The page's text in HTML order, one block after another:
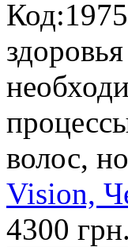
волос,
Vision,
4300 грн.